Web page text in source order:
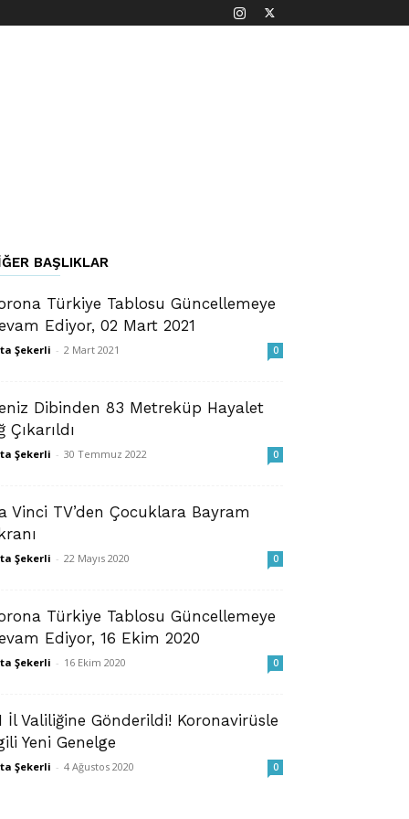
BAŞLIKLAR
Türkiye Tablosu Güncellemeye
Ediyor, 02 Mart 2021
Şekerli - 2 Mart 2021 0
Dibinden 83 Metreküp Hayalet
Çıkarıldı
Şekerli - 30 Temmuz 2022 0
Vinci TV’den Çocuklara Bayram
Şekerli - 22 Mayıs 2020 0
Türkiye Tablosu Güncellemeye
Ediyor, 16 Ekim 2020
Şekerli - 16 Ekim 2020 0
İl Valiliğine Gönderildi! Koronavirüsle
Yeni Genelge
Şekerli - 4 Ağustos 2020 0